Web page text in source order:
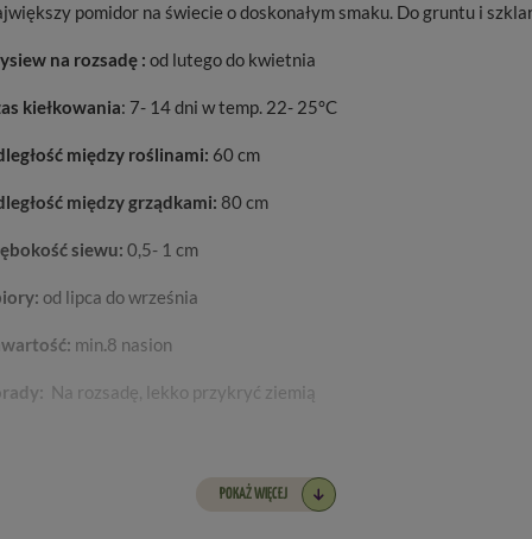
pomidor na świecie o doskonałym smaku. Do gruntu i
na rozsadę : od lutego do kwietnia
kiełkowania: 7- 14 dni w temp. 22- 25°C
między roślinami: 60 cm
między grządkami: 80 cm
siewu: 0,5- 1 cm
od lipca do września
min.8 nasion
Na rozsadę, lekko przykryć ziemią
POKAŻ WIĘCEJ